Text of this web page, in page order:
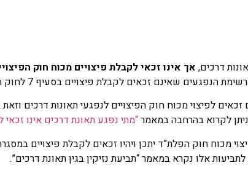
דרכים, אך אינו זכאי לקבלת פיצויים מכוח חוק
שאינם זכאים לקבלת פיצויים בסעיף 7 לחוק הפלת”ד .
זכאים לפיצוי מכוח חוק הפיצויים לנפגעי תאונות דרכים
לקרוא בהרחבה במאמר“מתי נפגע תאונת דרכים אינו זכאי
מכוח חוק הפלת”ד יתכן ויהיו זכאים לקבלת פיצויים
אלו נקרא במאמר “תביעת נזיקין בגין תאונת דרכים”.